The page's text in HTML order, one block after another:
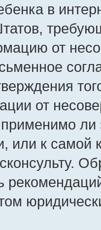
в
от
от
ли
или к самой